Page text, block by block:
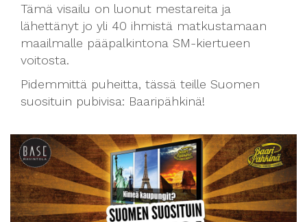
Tämä visailu on luonut mestareita ja
lähettänyt jo yli 40 ihmistä matkustamaan
maailmalle pääpalkintona SM-kiertueen
voitosta.
Pidemmittä puheitta, tässä teille Suomen
suosituin pubivisa: Baaripähkinä!